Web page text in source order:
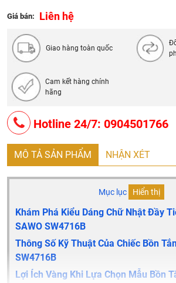
Giá bán: Liên hệ
Giao hàng toàn quốc
Cam kết hàng chính
hãng
Hotline 24/7: 0904501766
MÔ TẢ SẢN PHẨM NHẬN XÉT
Mục lục Hiển thị
Khám Phá Kiểu Dáng Chữ Nhật Đầy
SAWO SW4716B
Thông Số Kỹ Thuật Của Chiếc Bồn
SW4716B
Lợi Ích Vàng Khi Lựa Chọn Mẫu Bồn